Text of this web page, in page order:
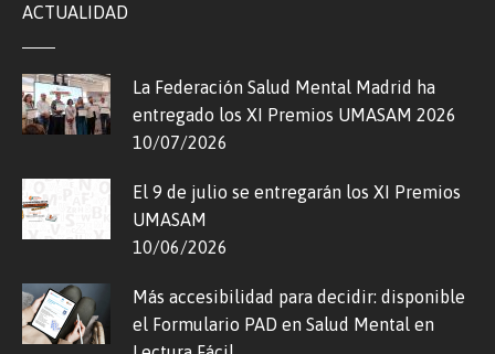
ACTUALIDAD
La Federación Salud Mental Madrid ha
entregado los XI Premios UMASAM 2026
10/07/2026
El 9 de julio se entregarán los XI Premios
UMASAM
10/06/2026
Más accesibilidad para decidir: disponible
el Formulario PAD en Salud Mental en